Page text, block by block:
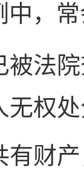
中，
被法
无权
有财